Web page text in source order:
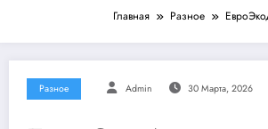
Главная Разное
Разное Admin 30 Марта, 2026